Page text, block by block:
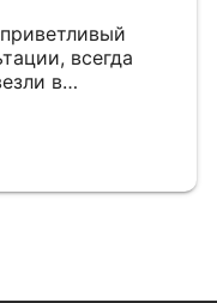
всегда
в